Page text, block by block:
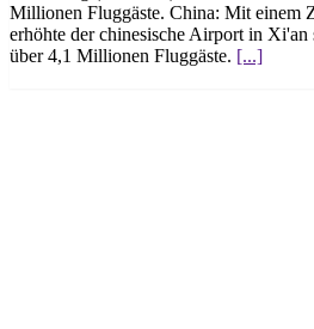
Millionen Fluggäste. China: Mit einem
erhöhte der chinesische Airport in Xi'an
über 4,1 Millionen Fluggäste. [...]